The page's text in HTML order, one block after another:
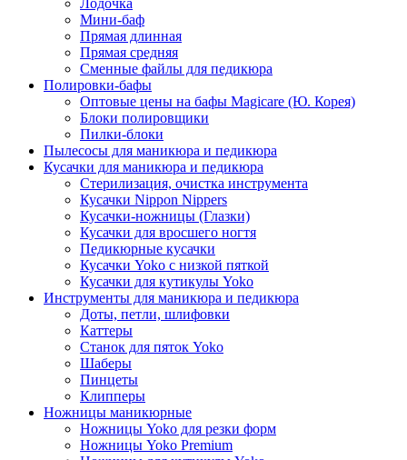
Лодочка
Мини-баф
Прямая длинная
Прямая средняя
Сменные файлы для педикюра
Полировки-бафы
Оптовые цены на бафы Magicare (Ю. Корея)
Блоки полировщики
Пилки-блоки
Пылесосы для маникюра и педикюра
Кусачки для маникюра и педикюра
Стерилизация, очистка инструмента
Кусачки Nippon Nippers
Кусачки-ножницы (Глазки)
Кусачки для вросшего ногтя
Педикюрные кусачки
Кусачки Yoko с низкой пяткой
Кусачки для кутикулы Yoko
Инструменты для маникюра и педикюра
Доты, петли, шлифовки
Каттеры
Станок для пяток Yoko
Шаберы
Пинцеты
Клипперы
Ножницы маникюрные
Ножницы Yoko для резки форм
Ножницы Yoko Premium